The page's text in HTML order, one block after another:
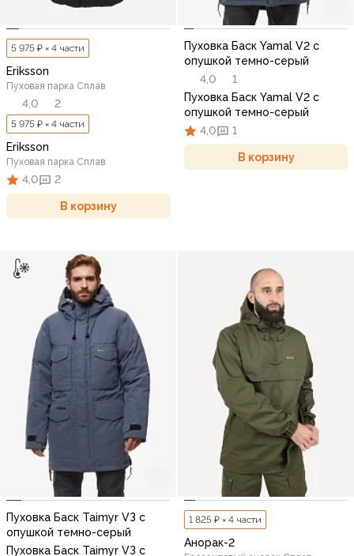
5 975 ₽ × 4 части
Eriksson
Пуховая парка Сплав
4,0 2
5 975 ₽ × 4 части
Eriksson
Пуховая парка Сплав
4,0 2
В корзину
Пуховка Баск Yamal V2 с
опушкой темно-серый
4,0
1
Пуховка Баск Yamal V2 с
опушкой темно-серый
4,0
1
В корзину
Пуховка Баск Taimyr VЗ с
опушкой темно-серый
Пуховка Баск Taimyr VЗ с
1 825 ₽ × 4 части
Анорак-2